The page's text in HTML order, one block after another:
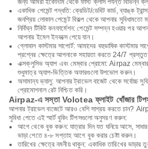
জন্য আমরা ইকোনমি থেকে ফার্স্ট ক্লাস পর্যন্ত বিভিন্ন
একাধিক পেমেন্ট পদ্ধতি: ক্রেডিট/ডেবিট কার্ড, ব্যাঙ্ক
জনপ্রিয় লোকাল পেমেন্ট বিকল্প থেকে আপনার সুবিধামতো
নির্বিঘ্ন টিকিট কনফার্মেশন: পেমেন্ট সম্পন্ন হওয়ার পর
আপনার ইমেল ইনবক্সে পেয়ে যান।
গ্লোবাল কাস্টমার সাপোর্ট: আমাদের বহুভাষিক কাস্টমার
প্রশ্নের ক্ষেত্রে আপনাকে সহায়তা করতে 24/7 প্রস্তুত
এক্সক্লুসিভ অ্যাপ এবং মেম্বার প্রোমো: Airpaz
শুধুমাত্র অ্যাপ-ভিত্তিক অফারগুলো উপভোগ করুন।
অসামান্য ভ্যালু: আপনার ট্রাভেল বাজেট থেকে সর্বোচ্চ
প্রোমোশনাল রেট নিশ্চিত করি।
Airpaz-এ সস্তা Volotea ফ্লাইট খোঁজার
আপনার ট্রাভেল বাজেটে আরও বেশি সাশ্রয় করতে চান?
সুবিধা পেতে এই স্মার্ট বুকিং টিপসগুলো অনুসরণ করুন:
আগে থেকে বুক করুন: যাত্রার দিন যত ঘনিয়ে আসে,
ভাড়া পেতে ৪-৮ সপ্তাহ আগে বুক করার চেষ্টা করুন।
তারিখের ক্ষেত্রে নমনীয় থাকুন: একাধিক তারিখের